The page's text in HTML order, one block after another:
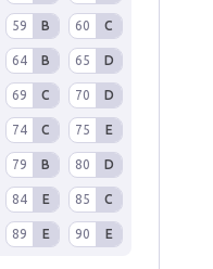
59 B 60 C
64 B 65 D
69 C 70 D
74 C 75 E
79 B 80 D
84 E 85 C
89 E 90 E